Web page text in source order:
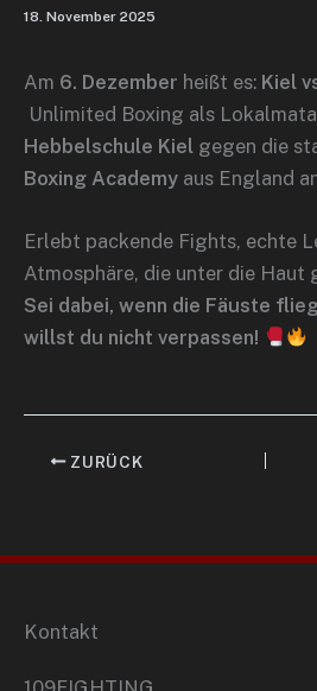
18. November 2025
Am 6. Dezember heißt es: Kiel
Unlimited Boxing als
Hebbelschule Kiel gegen die
Boxing Academy aus England
Erlebt packende Fights, echte
Atmosphäre, die unter die Haut
Sei dabei, wenn die Fäuste
willst du nicht verpassen!
ZURÜCK
Kontakt